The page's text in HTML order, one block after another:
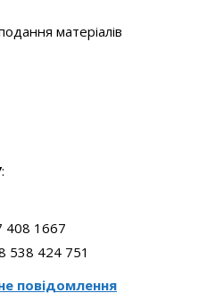
матеріалів
:
408 1667
538 424 751
повідомлення